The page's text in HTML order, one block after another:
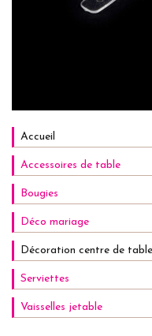
Accueil
Accessoires de table
Bougies
Déco mariage
Décoration centre de table
Serviettes
Vaisselles jetable